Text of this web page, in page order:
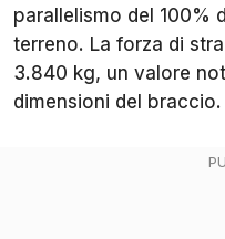
parallelismo del 100%
terreno. La forza di
3.840 kg, un valore
dimensioni del braccio.